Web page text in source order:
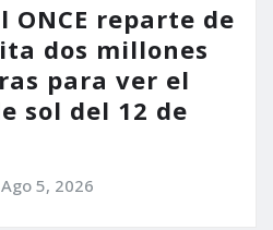
ONCE reparte de
dos millones
para ver el
sol del 12 de
Ago 5, 2026